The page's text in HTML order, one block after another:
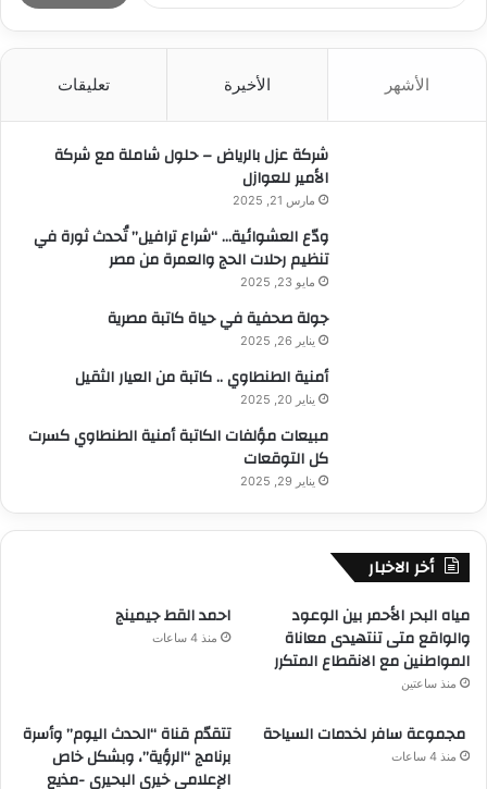
الأشهر الأخيرة تعليقات
شركة عزل بالرياض – حلول شاملة مع شركة
الأمير للعوازل
مارس 21, 2025
ودّع العشوائية… “شراع ترافيل” تُحدث ثورة في
تنظيم رحلات الحج والعمرة من مصر
مايو 23, 2025
جولة صحفية في حياة كاتبة مصرية
يناير 26, 2025
أمنية الطنطاوي .. كاتبة من العيار الثقيل
يناير 20, 2025
مبيعات مؤلفات الكاتبة أمنية الطنطاوي كسرت
كل التوقعات
يناير 29, 2025
أخر الاخبار
مياه البحر الأحمر بين الوعود
والواقع متى تنتهيدى معاناة
المواطنين مع الانقطاع المتكرر
منذ ساعتين
احمد القط جيمينج
منذ 4 ساعات
مجموعة سافر لخدمات السياحة
منذ 4 ساعات
تتقدّم قناة “الحدث اليوم” وأسرة
برنامج “الرؤية”، وبشكل خاص
الإعلامي خيري البحيري -مذيع